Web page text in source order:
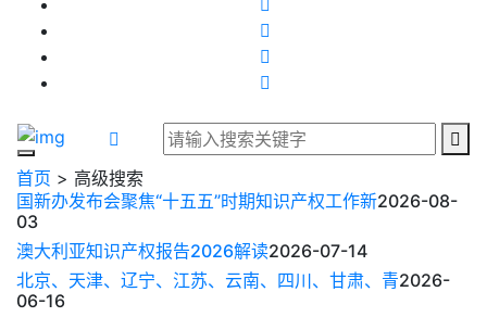
首页 > 高级搜索
国新办发布会聚焦“十五五”时期知识产权工作新2026-08-
03
澳大利亚知识产权报告2026解读2026-07-14
北京、天津、辽宁、江苏、云南、四川、甘肃、青2026-
06-16